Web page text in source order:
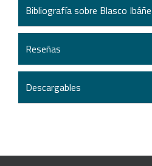
Bibliografía sobre Blasco
Reseñas
Descargables